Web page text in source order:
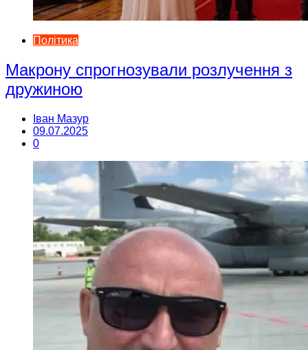
Політика
Макрону спрогнозували розлучення з
дружиною
Іван Мазур
09.07.2025
0